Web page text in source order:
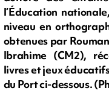
l’Éducation
niveau en
obtenues par
Ibrahime (CM2),
livres et jeux
du Port ci-dessous.